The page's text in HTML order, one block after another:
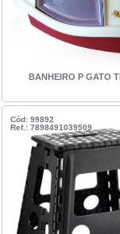
BANHEIRO P GATO
Cód: 99892
Ref.: 7898491039509